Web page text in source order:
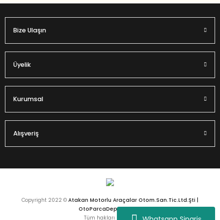
Gönder
Bize Ulaşın
Üyelik
Kurumsal
Alışveriş
Copyright 2022 © Atakan Motorlu Araçalar Otom.San.Tic.Ltd.Şti |
OtoParcaDeposu.com
Tüm hakları saklıdır.